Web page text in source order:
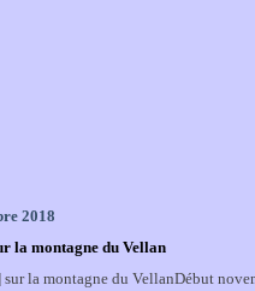
2018
la montagne du Vellan
Début